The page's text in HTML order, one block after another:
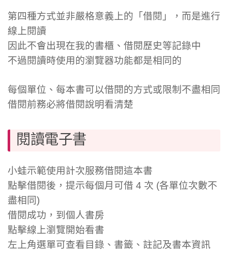
第四種方式並非嚴格意義上的「借閱」，而是進行
線上閱讀
因此不會出現在我的書櫃、借閱歷史等記錄中
不過閱讀時使用的瀏覽器功能都是相同的
每個單位、每本書可以借閱的方式或限制不盡相同
借閱前務必將借閱說明看清楚
閱讀電子書
小蛙示範使用計次服務借閱這本書
點擊借閱後，提示每個月可借 4 次 (各單位次數不
盡相同)
借閱成功，到個人書房
點擊線上瀏覽開始看書
左上角選單可查看目錄、書籤、註記及書本資訊